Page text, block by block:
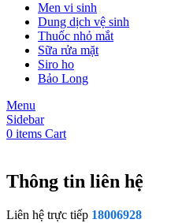
Men vi sinh
Dung dịch vệ sinh
Thuốc nhỏ mắt
Sữa rửa mặt
Siro ho
Bảo Long
Menu
Sidebar
0 items Cart
Thông tin liên hệ
Liên hệ trực tiếp 18006928